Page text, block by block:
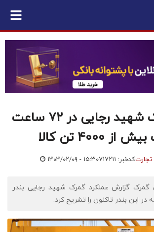
عملکرد گمرک شهید رجایی در ۷۲ ساعت
4000 تن کالا
تجارتکدخبر: ۷۱۷۲۱۱ ۱۴۰۴/۰۲/۰۹ - ۱۵:۳۰
گمرک گزارش عملکرد گمرک شهید رجایی بندر
در این بندر تاکنون را تشریح کرد.